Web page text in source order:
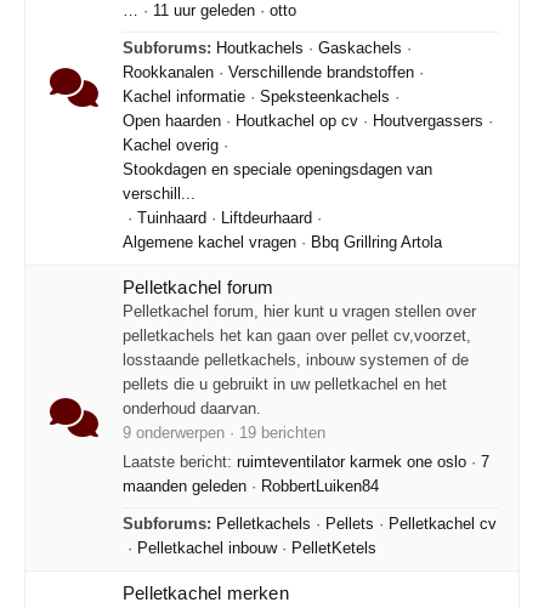
… · 11 uur geleden · otto
Subforums: Houtkachels · Gaskachels ·
Rookkanalen · Verschillende brandstoffen ·
Kachel informatie · Speksteenkachels ·
Open haarden · Houtkachel op cv · Houtvergassers ·
Kachel overig ·
Stookdagen en speciale openingsdagen van
verschill...
·
Tuinhaard · Liftdeurhaard ·
Algemene kachel vragen · Bbq Grillring Artola
Pelletkachel forum
Pelletkachel forum, hier kunt u vragen stellen over
pelletkachels het kan gaan over pellet cv,voorzet,
losstaande pelletkachels, inbouw systemen of de
pellets die u gebruikt in uw pelletkachel en het
onderhoud daarvan.
9 onderwerpen · 19 berichten
Laatste bericht: ruimteventilator karmek one oslo · 7
maanden geleden · RobbertLuiken84
Subforums: Pelletkachels · Pellets · Pelletkachel cv
· Pelletkachel inbouw· PelletKetels
Pelletkachel merken